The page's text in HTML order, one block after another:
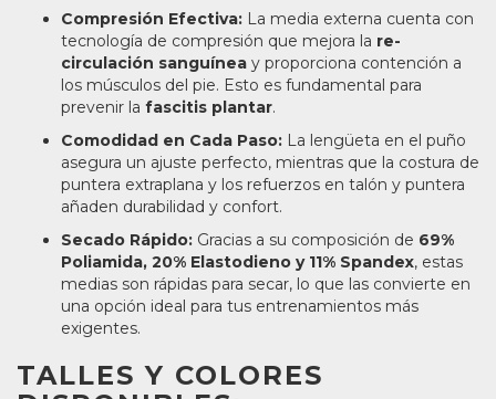
Compresión Efectiva: La media externa cuenta con
tecnología de compresión que mejora la re-
circulación sanguínea y proporciona contención a
los músculos del pie. Esto es fundamental para
prevenir la fascitis plantar.
Comodidad en Cada Paso: La lengüeta en el puño
asegura un ajuste perfecto, mientras que la costura de
puntera extraplana y los refuerzos en talón y puntera
añaden durabilidad y confort.
Secado Rápido: Gracias a su composición de 69%
Poliamida, 20% Elastodieno y 11% Spandex, estas
medias son rápidas para secar, lo que las convierte en
una opción ideal para tus entrenamientos más
exigentes.
TALLES Y COLORES